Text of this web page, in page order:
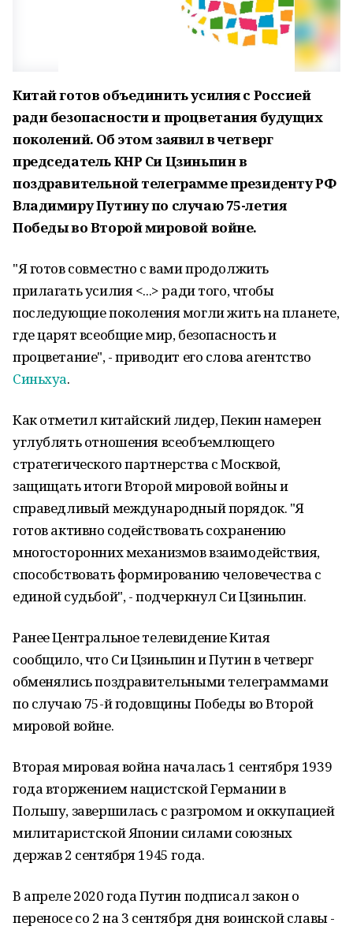
Китай готов объединить усилия с Россией
ради безопасности и процветания будущих
поколений. Об этом заявил в четверг
председатель КНР Си Цзиньпин в
поздравительной телеграмме президенту РФ
Владимиру Путину по случаю 75-летия
Победы во Второй мировой войне.
"Я готов совместно с вами продолжить
прилагать усилия <...> ради того, чтобы
последующие поколения могли жить на планете,
где царят всеобщие мир, безопасность и
процветание", - приводит его слова агентство
Синьхуа.
Как отметил китайский лидер, Пекин намерен
углублять отношения всеобъемлющего
стратегического партнерства с Москвой,
защищать итоги Второй мировой войны и
справедливый международный порядок. "Я
готов активно содействовать сохранению
многосторонних механизмов взаимодействия,
способствовать формированию человечества с
единой судьбой", - подчеркнул Си Цзиньпин.
Ранее Центральное телевидение Китая
сообщило, что Си Цзиньпин и Путин в четверг
обменялись поздравительными телеграммами
по случаю 75-й годовщины Победы во Второй
мировой войне.
Вторая мировая война началась 1 сентября 1939
года вторжением нацистской Германии в
Польшу, завершилась с разгромом и оккупацией
милитаристской Японии силами союзных
держав 2 сентября 1945 года.
В апреле 2020 года Путин подписал закон о
переносе со 2 на 3 сентября дня воинской славы -